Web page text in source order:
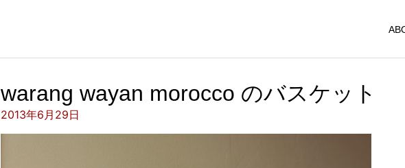
warang wayan morocco のバスケット
投稿日:
2013年6月29日